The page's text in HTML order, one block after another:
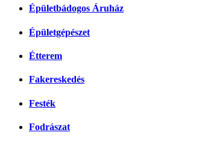
Épületbádogos Áruház
Épületgépészet
Étterem
Fakereskedés
Festék
Fodrászat